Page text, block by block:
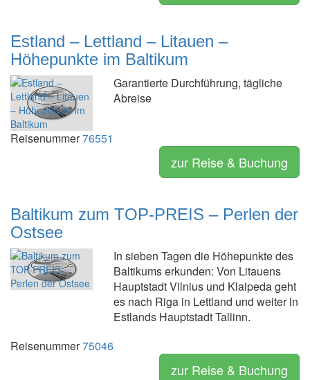
Estland – Lettland – Litauen –
Höhepunkte im Baltikum
Garantierte Durchführung, tägliche
Abreise
Reisenummer76551
zur Reise & Buchung
Baltikum zum TOP-PREIS – Perlen der
Ostsee
In sieben Tagen die Höhepunkte des
Baltikums erkunden: Von Litauens
Hauptstadt Vilnius und Klaipeda geht
es nach Riga in Lettland und weiter in
Estlands Hauptstadt Tallinn.
Reisenummer75046
zur Reise & Buchung